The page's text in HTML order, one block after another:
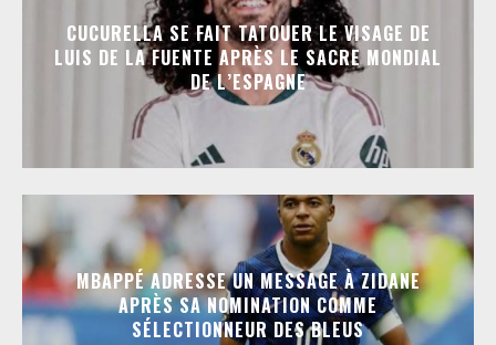
CUCURELLA SE FAIT TATOUER LE VISAGE DE
LUIS DE LA FUENTE APRÈS LE SACRE MONDIAL
DE L’ESPAGNE
MBAPPÉ ADRESSE UN MESSAGE À ZIDANE
APRÈS SA NOMINATION COMME
SÉLECTIONNEUR DES BLEUS